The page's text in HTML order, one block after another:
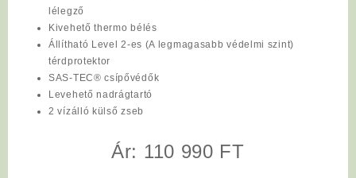
lélegző
Kivehető thermo bélés
Állítható Level 2-es (A legmagasabb védelmi szint)
térdprotektor
SAS-TEC® csípővédők
Levehető nadrágtartó
2 vízálló külső zseb
Ár: 110 990 FT